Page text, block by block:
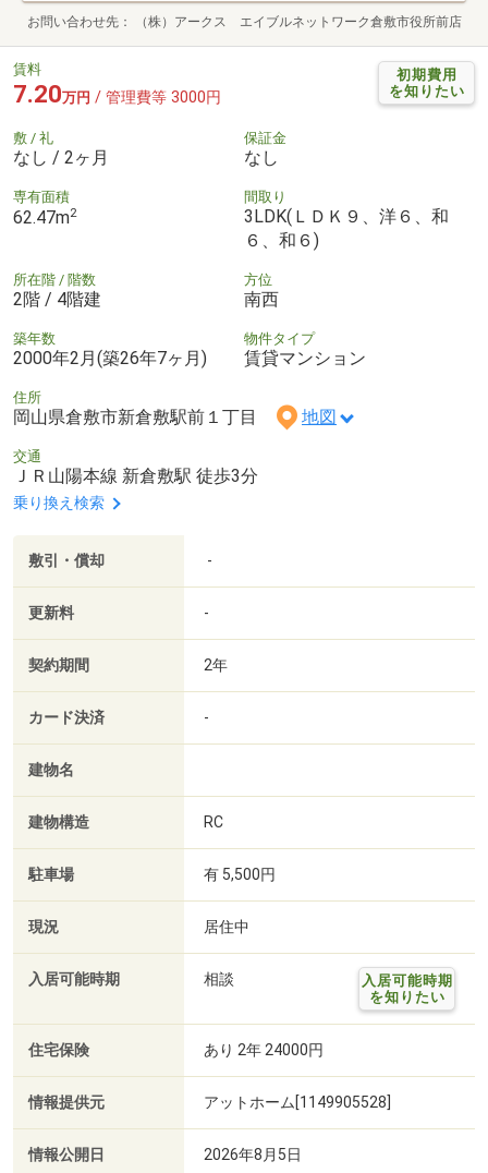
お問い合わせ先 （株）アークス エイブルネットワーク倉敷市役所前店
初期費用
を知りたい
賃料
7.20万円 / 管理費等 3000円
敷 / 礼
なし / 2ヶ月
保証金
なし
専有面積
62.47m2
間取り
3LDK(ＬＤＫ９、洋６、和
６、和６)
所在階 / 階数
2階 / 4階建
方位
南西
築年数
2000年2月(築26年7ヶ月)
物件タイプ
賃貸マンション
住所
岡山県倉敷市新倉敷駅前１丁目 地図
交通
ＪＲ山陽本線 新倉敷駅 徒歩3分
乗り換え検索
敷引・償却 -
更新料 -
契約期間 2年
カード決済 -
建物名
建物構造 RC
駐車場 有 5,500円
現況 居住中
入居可能時期 相談
入居可能時期
を知りたい
住宅保険 あり 2年 24000円
情報提供元 アットホーム[1149905528]
情報公開日 2026年8月5日